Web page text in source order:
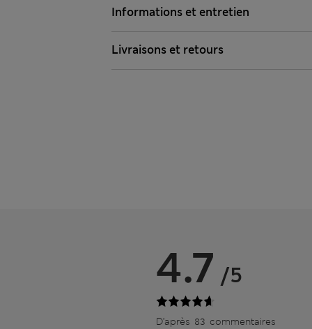
Informations et entretien
Livraisons et retours
4.7 /5
D’après 83 commentaires